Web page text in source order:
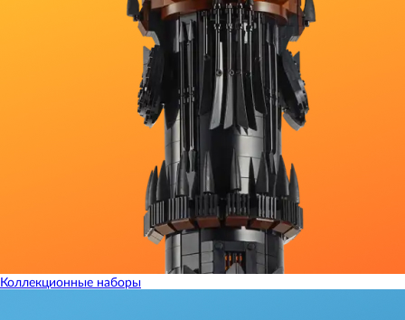
Коллекционные наборы